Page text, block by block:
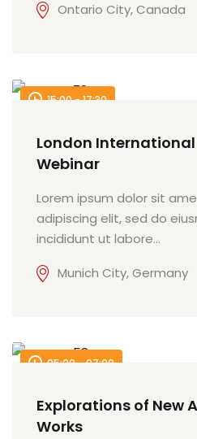
Seletivo
a FATEF
Ontario City, Canada
15:00 - 17:30
London
Webinar
Lorem ipsum dolor sit
adipiscing elit, sed do
incididunt ut labore…
Munich City, Germany
05:00 - 07:00
Explorations of New
Works